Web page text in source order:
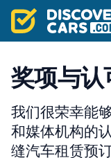
奖项与认
我们很荣幸能
和媒体机构的
缝汽车租赁预